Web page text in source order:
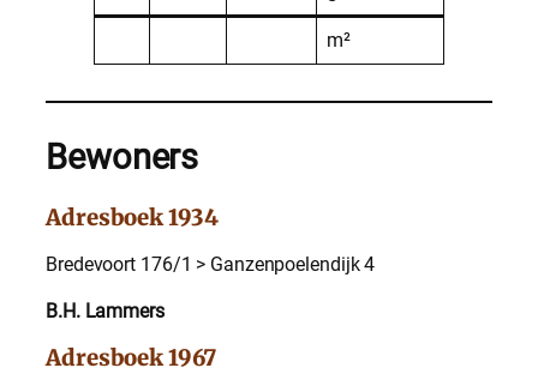
m²
Bewoners
Adresboek 1934
Bredevoort 176/1 > Ganzenpoelendijk 4
B.H. Lammers
Adresboek 1967